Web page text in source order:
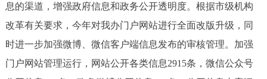
息的渠道，增强政府信息和政务公开透明度。根据市级机构
改革有关要求，今年对我办门户网站进行全面改版升级，同
时进一步加强微博、微信客户端信息发布的审核管理。加强
门户网站管理运行，网站公开各类信息2915条，微信公众号